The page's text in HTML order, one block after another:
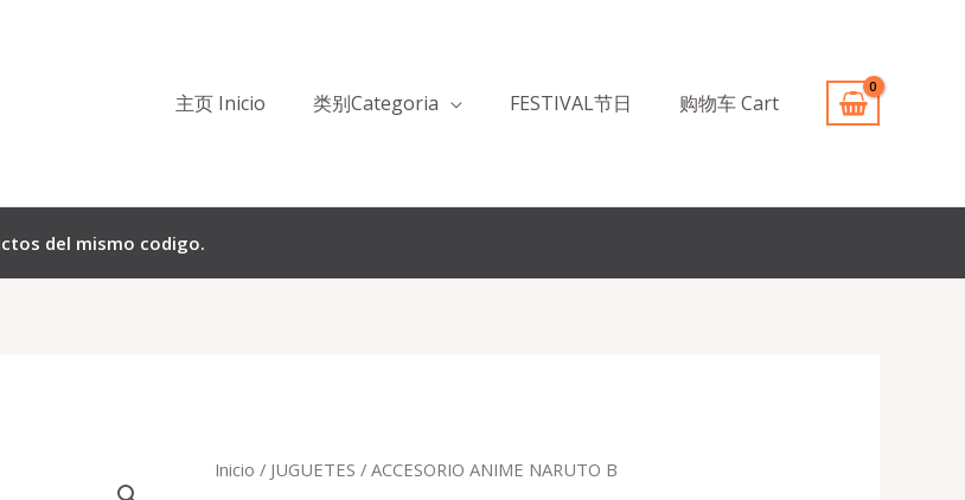
主页 Inicio 类别Categoria FESTIVAL节日 购物车 Cart
del mismo codigo.
Inicio / JUGUETES / ACCESORIO ANIME NARUTO B
Quantity